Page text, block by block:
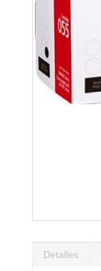
comienzo
Detalles